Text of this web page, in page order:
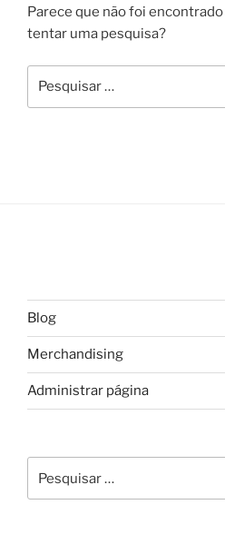
Parece que não foi encontrado
tentar uma pesquisa?
por:
Blog
Merchandising
Administrar página
por: